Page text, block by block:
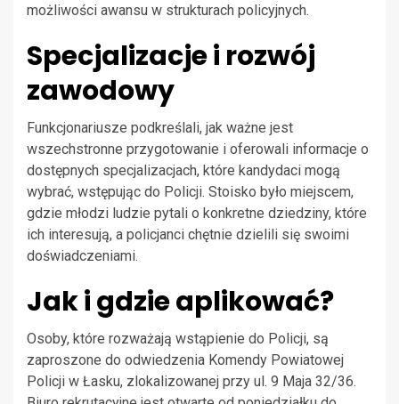
możliwości awansu w strukturach policyjnych.
Specjalizacje i rozwój
zawodowy
Funkcjonariusze podkreślali, jak ważne jest
wszechstronne przygotowanie i oferowali informacje o
dostępnych specjalizacjach, które kandydaci mogą
wybrać, wstępując do Policji. Stoisko było miejscem,
gdzie młodzi ludzie pytali o konkretne dziedziny, które
ich interesują, a policjanci chętnie dzielili się swoimi
doświadczeniami.
Jak i gdzie aplikować?
Osoby, które rozważają wstąpienie do Policji, są
zaproszone do odwiedzenia Komendy Powiatowej
Policji w Łasku, zlokalizowanej przy ul. 9 Maja 32/36.